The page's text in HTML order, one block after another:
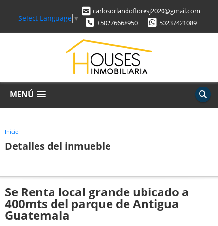
Select Language ▼
carlosorlandofloresj2020@gmail.com
+50276668950
50237421089
MENÚ
Inicio
Detalles del inmueble
Se Renta local grande ubicado a
400mts del parque de Antigua
Guatemala